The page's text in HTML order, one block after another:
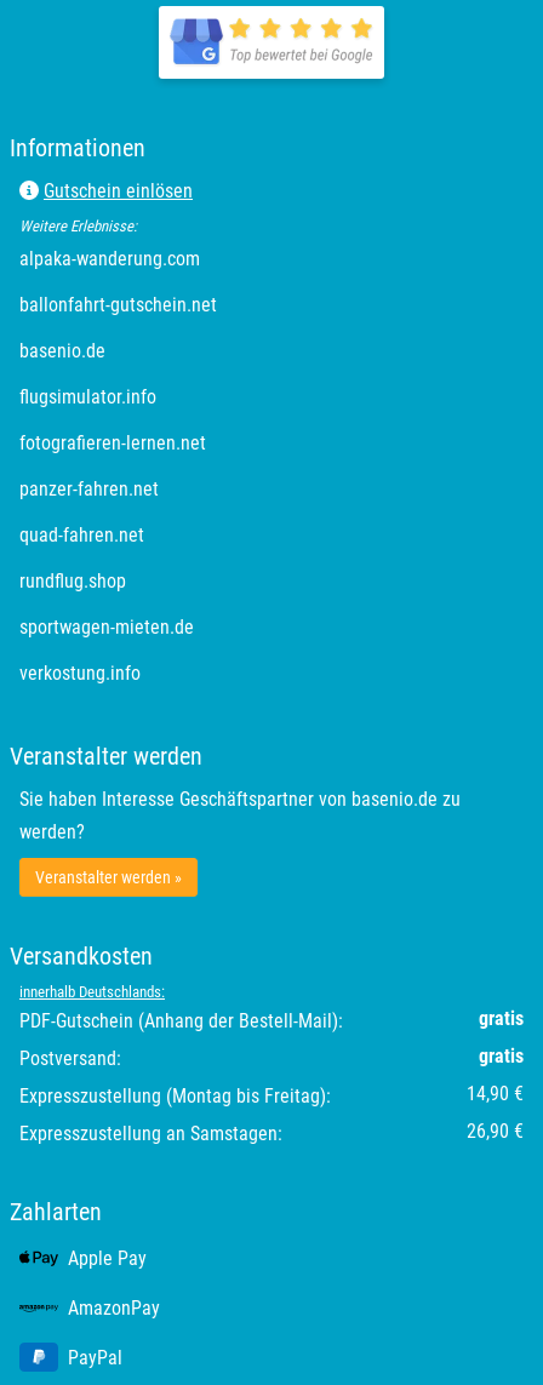
Informationen
Gutschein einlösen
Weitere Erlebnisse:
alpaka-wanderung.com
ballonfahrt-gutschein.net
basenio.de
flugsimulator.info
fotografieren-lernen.net
panzer-fahren.net
quad-fahren.net
rundflug.shop
sportwagen-mieten.de
verkostung.info
Veranstalter werden
Sie haben Interesse Geschäftspartner von basenio.de zu
werden?
Veranstalter werden »
Versandkosten
innerhalb Deutschlands:
PDF-Gutschein (Anhang der Bestell-Mail):
gratis
Postversand:
gratis
Expresszustellung (Montag bis Freitag):
14,90 €
Expresszustellung an Samstagen:
26,90 €
Zahlarten
Apple Pay
AmazonPay
PayPal